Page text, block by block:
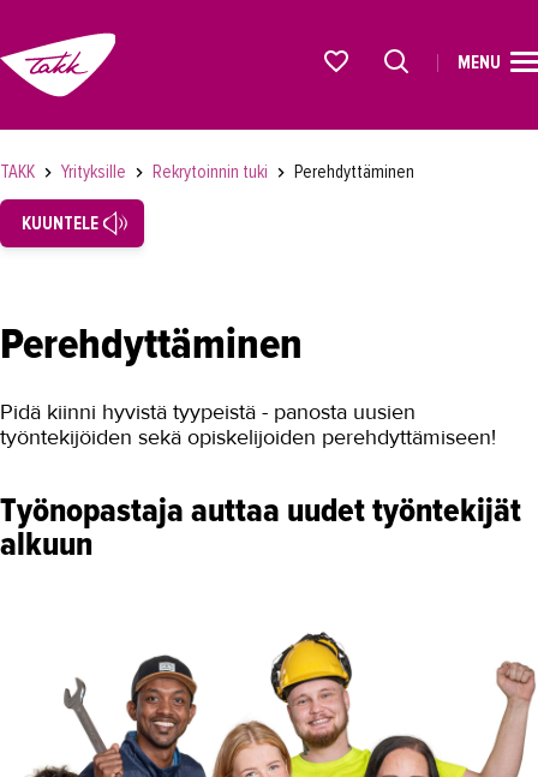
OPISKELIJAKSI
YRITYKSILLE
Henkilöstön kehittäminen
Kouluta ja rekrytoi
Työssäoppijat
Perehdyttäminen
Työpaikkaohjaus
Hae yritykselle jatkajaa
MENU
TAKK Yrityksille Rekrytoinnin tuki Perehdyttäminen
KUUNTELE
Perehdyttäminen
Pidä kiinni hyvistä tyypeistä - panosta uusien
työntekijöiden sekä opiskelijoiden perehdyttämiseen!
Työnopastaja auttaa uudet työntekijät
alkuun